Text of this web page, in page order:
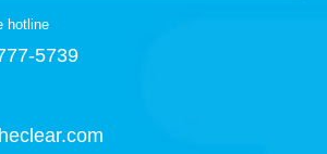
hotline
5739